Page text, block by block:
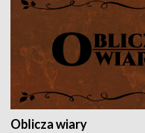
Oblicza wiary